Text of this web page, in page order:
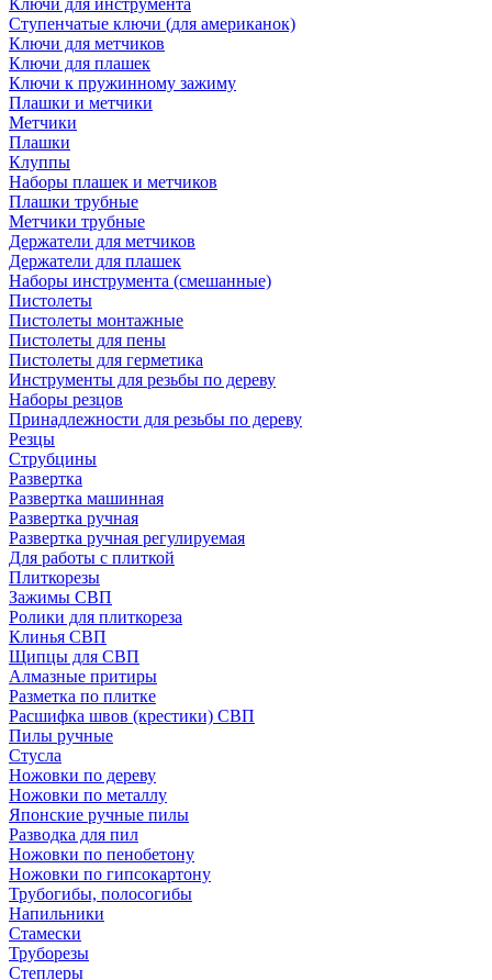
Ключи для инструмента
Ступенчатые ключи (для американок)
Ключи для метчиков
Ключи для плашек
Ключи к пружинному зажиму
Плашки и метчики
Метчики
Плашки
Клуппы
Наборы плашек и метчиков
Плашки трубные
Метчики трубные
Держатели для метчиков
Держатели для плашек
Наборы инструмента (смешанные)
Пистолеты
Пистолеты монтажные
Пистолеты для пены
Пистолеты для герметика
Инструменты для резьбы по дереву
Наборы резцов
Принадлежности для резьбы по дереву
Резцы
Струбцины
Развертка
Развертка машинная
Развертка ручная
Развертка ручная регулируемая
Для работы с плиткой
Плиткорезы
Зажимы СВП
Ролики для плиткореза
Клинья СВП
Щипцы для СВП
Алмазные притиры
Разметка по плитке
Расшифка швов (крестики) СВП
Пилы ручные
Стусла
Ножовки по дереву
Ножовки по металлу
Японские ручные пилы
Разводка для пил
Ножовки по пенобетону
Ножовки по гипсокартону
Трубогибы, полосогибы
Напильники
Стамески
Труборезы
Степлеры